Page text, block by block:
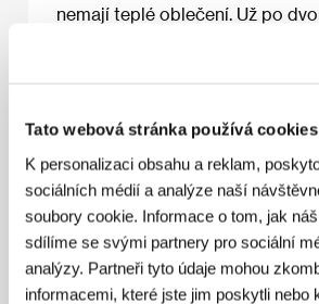
Tato webová stránka používá cookies
K personalizaci obsahu a reklam,
sociálních médií a analýze naší
soubory cookie. Informace o tom, jak
sdílíme se svými partnery pro sociální
analýzy. Partneři tyto údaje mohou
informacemi, které jste jim poskytli nebo
nemají teplé oblečení. Už po
původního rozhodnutí se však
toho, že i malá skupina lidí může
ovlivnit běh velkých věcí.
O filmu